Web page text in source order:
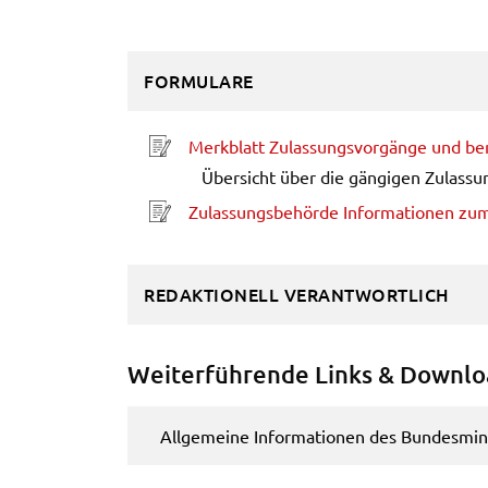
FORMULARE
Merk­blatt Zulas­sungs­vor­gän­ge und
(öffnet in neuem Fens­ter)
Über­sicht über die gängi­gen
Zulas­sungs­be­hör­de Infor­ma­tio­nen
(öffnet in neuem Fens­ter)
REDAKTIONELL VERANTWORTLICH
Weiter­füh­ren­de Links &
Allge­mei­ne Infor­ma­tio­nen des
sog. CLOUD-Act der USA eine Weitergabe an
Weitere Informationen finden Sie in
Datenschutzhinweisen